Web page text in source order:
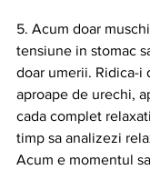
5. Acum doar
tensiune in stomac
doar umerii. Ridica-i
aproape de urechi,
cada complet
timp sa analizezi
Acum e momentul